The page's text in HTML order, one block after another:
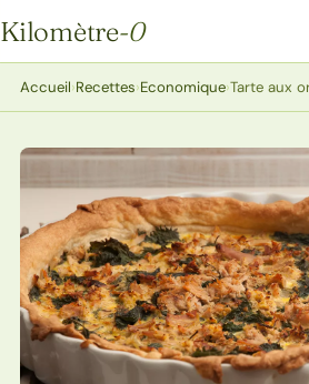
Kilomètre-0
Kilomètre-0
Accueil›Recettes›Economique›Tarte aux